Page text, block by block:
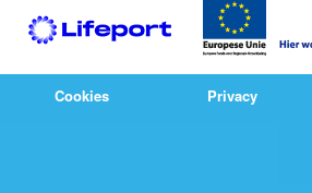
Cookies Privacy